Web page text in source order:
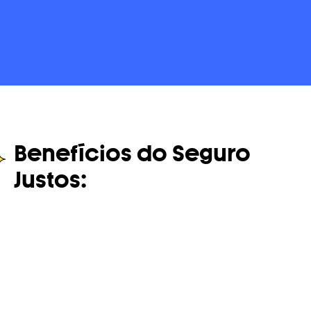
Benefícios do Seguro
Justos: